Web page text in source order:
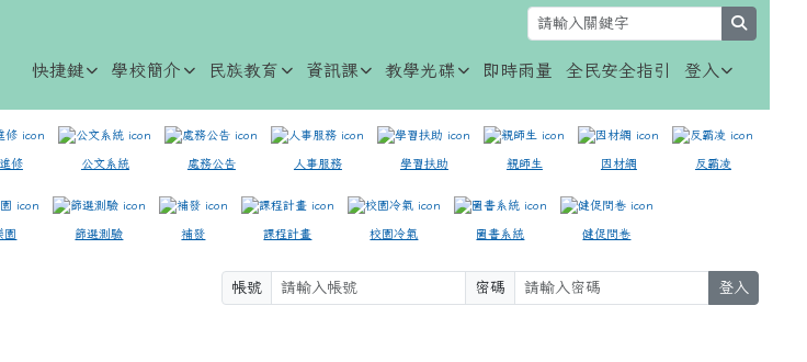
快捷鍵 學校簡介 民族教育 資訊課 教學光碟 即時雨量 全民安全指引 登入
修 公文系統 處務公告 人事服務 學習扶助 親師生 因材網 反霸凌
園 篩選測驗 補發 課程計畫 校園冷氣 圖書系統 健促問卷
帳號 密碼 登入